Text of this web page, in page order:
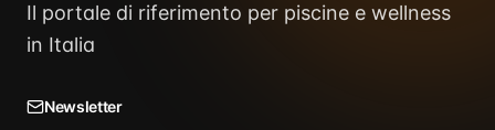
Il portale di riferimento per piscine e wellness
in Italia
Newsletter